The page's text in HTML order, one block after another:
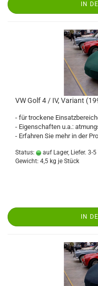
IN
VW Golf 4 / IV, Variant
- für trockene
- Eigenschaften u.a.:
- Erfahren Sie mehr in der
Status: auf Lager, Liefer. 3-5
Gewicht: 4,5 kg je Stück
IN